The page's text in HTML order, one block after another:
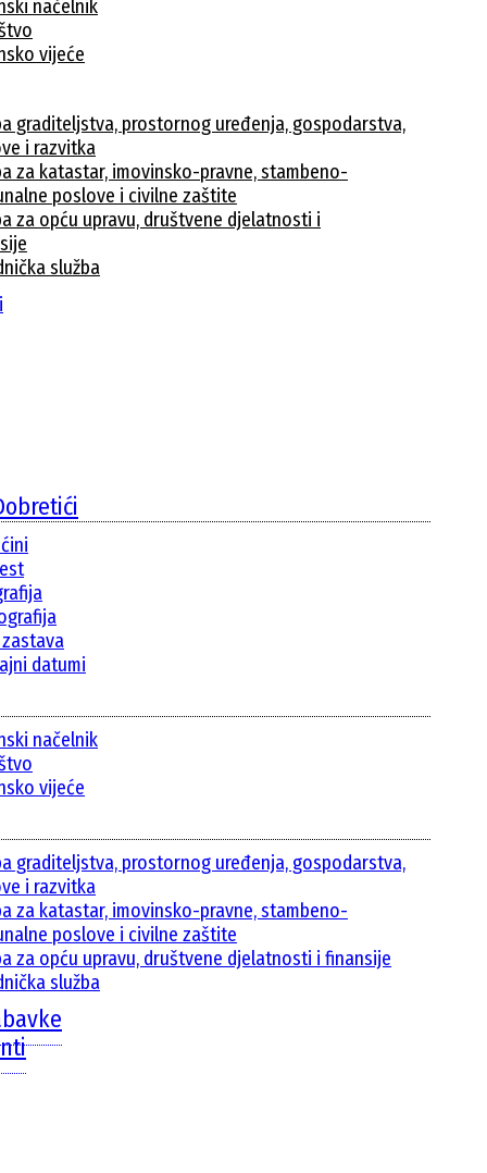
načelnik
vijeće
graditeljstva, prostornog uređenja, gospodarstva,
i razvitka
za katastar, imovinsko-pravne, stambeno-
poslove i civilne zaštite
za opću upravu, društvene djelatnosti i
služba
datumi
načelnik
vijeće
graditeljstva, prostornog uređenja, gospodarstva,
i razvitka
za katastar, imovinsko-pravne, stambeno-
poslove i civilne zaštite
za opću upravu, društvene djelatnosti i finansije
služba